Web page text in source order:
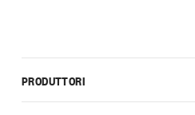
PRODUTTORI